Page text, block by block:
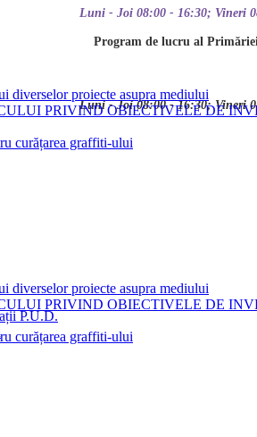
P.U.D.
Luni - Joi 08:00 - 16:30; Vineri
Program de lucru al
Luni - Joi 08:00 - 16:30; Vineri
diverselor proiecte asupra mediului
PRIVIND OBIECTIVELE DE
curățarea graffiti-ului
diverselor proiecte asupra mediului
PRIVIND OBIECTIVELE DE
curățarea graffiti-ului